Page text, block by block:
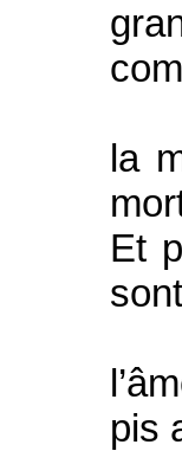
-
la
Et
-
pis